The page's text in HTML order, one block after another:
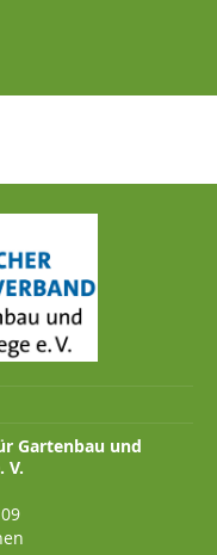
Gartenbau und
V.